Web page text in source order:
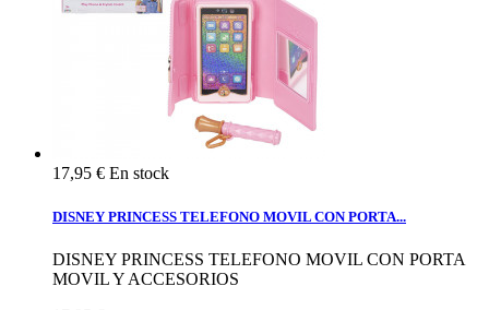
17,95 € En stock
DISNEY PRINCESS TELEFONO MOVIL CON PORTA...
DISNEY PRINCESS TELEFONO MOVIL CON PORTA
MOVIL Y ACCESORIOS